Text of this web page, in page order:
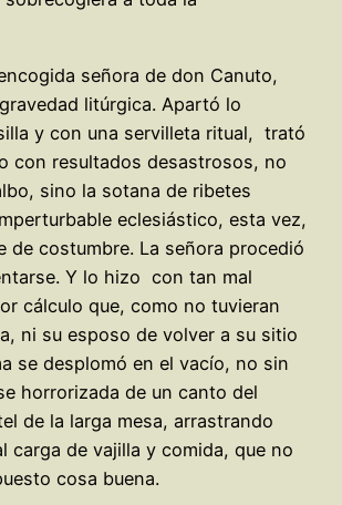
señora de don Canuto,
litúrgica. Apartó lo
y con una servilleta ritual, trató
con resultados desastrosos, no
sino la sotana de ribetes
eclesiástico, esta vez,
de costumbre. La señora procedió
Y lo hizo con tan mal
cálculo que, como no tuvieran
ni su esposo de volver a su sitio
se desplomó en el vacío, no sin
horrorizada de un canto del
de la larga mesa, arrastrando
carga de vajilla y comida, que no
cosa buena.